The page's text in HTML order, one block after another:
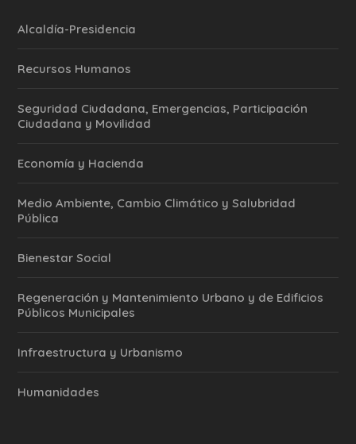
Alcaldía-Presidencia
Recursos Humanos
Seguridad Ciudadana, Emergencias, Participación
Ciudadana y Movilidad
Economía y Hacienda
Medio Ambiente, Cambio Climático y Salubridad
Pública
Bienestar Social
Regeneración y Mantenimiento Urbano y de Edificios
Públicos Municipales
Infraestructura y Urbanismo
Humanidades